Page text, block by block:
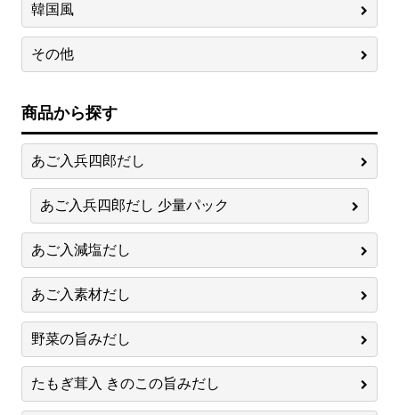
韓国風
その他
商品から探す
あご入兵四郎だし
あご入兵四郎だし 少量パック
あご入減塩だし
あご入素材だし
野菜の旨みだし
たもぎ茸入 きのこの旨みだし